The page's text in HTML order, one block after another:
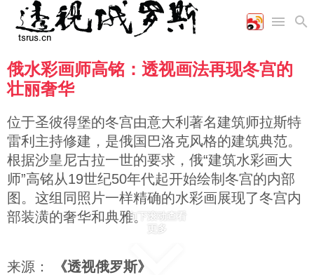
首页
国际
时政
军事
空军
海军
陆军
军事合作
财经
商业
工业
能源
农业
文艺
教育
美食
娱乐
图片新闻
高清图片
漫画
视频
图表
俄水彩画师高铭：透视画法再现冬宫的
壮丽奢华
位于圣彼得堡的冬宫由意大利著名建筑师拉斯特
雷利主持修建，是俄国巴洛克风格的建筑典范。
根据沙皇尼古拉一世的要求，俄“建筑水彩画大
师”高铭从19世纪50年代起开始绘制冬宫的内部
图。这组同照片一样精确的水彩画展现了冬宫内
部装潢的奢华和典雅。
来源： 《透视俄罗斯》
向下滚动查看
更多